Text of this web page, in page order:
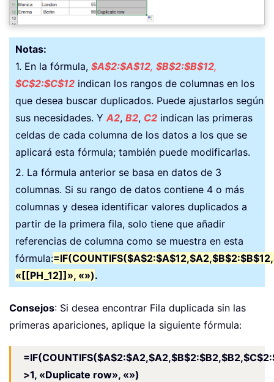
Notas:
1. En la fórmula, $A$2:$A$12, $B$2:$B$12,
$C$2:$C$12 indican los rangos de columnas en los
que desea buscar duplicados. Puede ajustarlos según
sus necesidades. Y A2, B2, C2 indican las primeras
celdas de cada columna de los datos a los que se
aplicará esta fórmula; también puede modificarlas.
2. La fórmula anterior se basa en datos de 3
columnas. Si su rango de datos contiene 4 o más
columnas y desea identificar valores duplicados a
partir de la primera fila, solo tiene que añadir
referencias de columna como se muestra en esta
fórmula:
«[[PH_12]]», «»).
Consejos: Si desea encontrar Fila duplicada sin las
primeras apariciones, aplique la siguiente fórmula:
>1, «Duplicate row», «»)